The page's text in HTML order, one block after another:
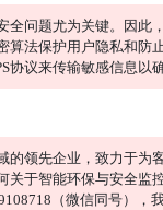
全问题尤为关键。因此
算法保护用户隐私和防
协议来传输敏感信息以
的领先企业，致力于为
关于智能环保与安全监
（微信同号），